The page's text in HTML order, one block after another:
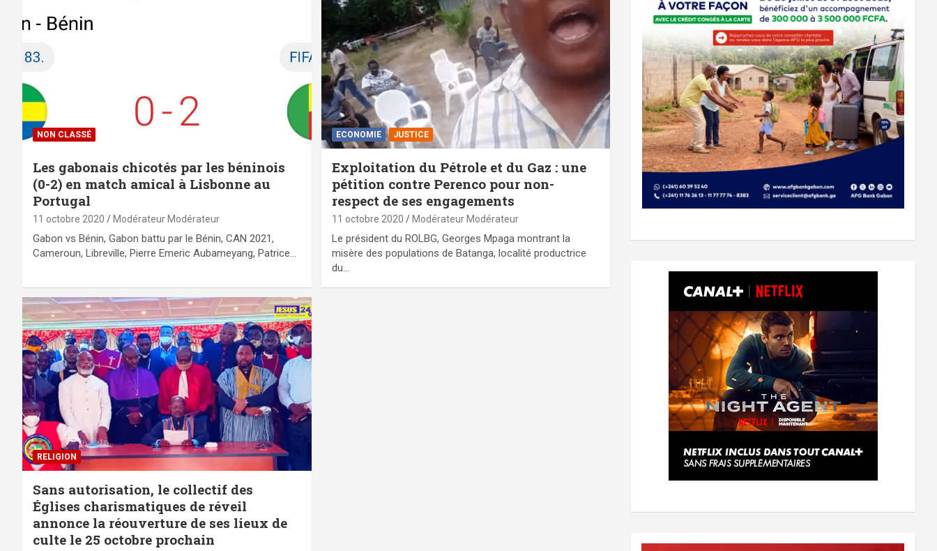
NON CLASSÉ
Les gabonais chicotés par les béninois
(0-2) en match amical à Lisbonne au
Portugal
11 octobre 2020 Modérateur Modérateur
Gabon vs Bénin, Gabon battu par le Bénin, CAN 2021,
Cameroun, Libreville, Pierre Emeric Aubameyang, Patrice…
ECONOMIE JUSTICE
Exploitation du Pétrole et du Gaz : une
pétition contre Perenco pour non-
respect de ses engagements
11 octobre 2020 Modérateur Modérateur
Le président du ROLBG, Georges Mpaga montrant la
misère des populations de Batanga, localité productrice
du…
RELIGION
Sans autorisation, le collectif des
Églises charismatiques de réveil
annonce la réouverture de ses lieux de
culte le 25 octobre prochain